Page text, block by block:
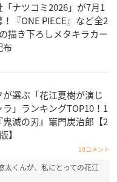
「ナツコミ2026」が7月1
！『ONE PIECE』など全2
描き下ろしメタキラカー
布
が選ぶ「花江夏樹が演じ
ラ」ランキングTOP10！1
鬼滅の刃』竈門炭治郎【2
】
10コメント
太くんが、私にとっての花江